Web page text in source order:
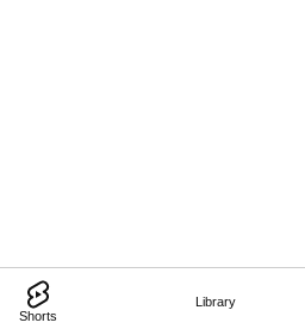
Shorts
Library